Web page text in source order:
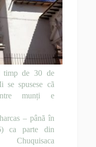
timp de 30 de
se spusese cã
munți e
– pânã în
ca parte din